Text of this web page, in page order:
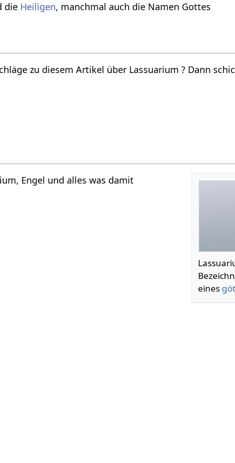
die Heiligen, manchmal auch die Namen Gottes
zu diesem Artikel über Lassuarium ? Dann
eines
Engel und alles was damit